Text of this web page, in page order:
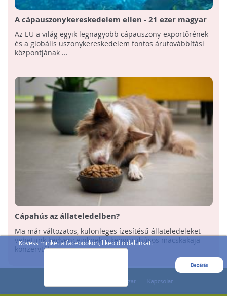
Kövess minket a facebookon, likeold oldalunkat!
Bezárás
A cápauszonykereskedelem ellen - 21 ezer magyar
aláírás gyűlt össze
Az EU a világ egyik legnagyobb cápauszony-exportőrének
és a globális uszonykereskedelem fontos árutovábbítási
központjának ...
Cápahús az állateledelben?
Ma már változatos, különleges ízesítésű állateledeleket
vehetünk kedvenceinknek a kenguruhúsos macskakaja
konzervtől a ...